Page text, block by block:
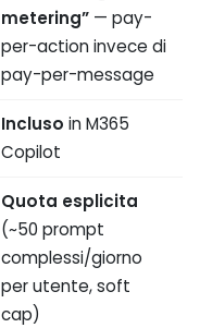
metering” — pay-
per-action invece di
pay-per-message
Incluso in M365
Copilot
Quota esplicita
(~50 prompt
complessi/giorno
per utente, soft
cap)